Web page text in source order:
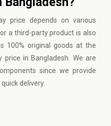
price depends on various
a third-party product is also
100% original goods at the
price in Bangladesh. We are
since we provide
delivery.